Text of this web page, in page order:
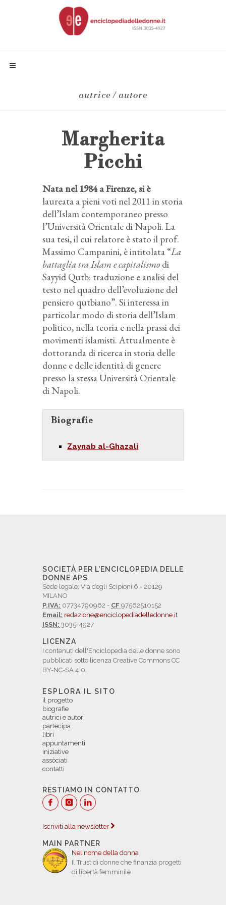
autrice / autore
Margherita
Picchi
Nata nel 1984 a Firenze, si è
laureata a pieni voti nel 2011 in storia
dell’Islam contemporaneo presso
l’Università Orientale di Napoli. La
sua tesi, il cui relatore è stato il prof.
Massimo Campanini, è intitolata “La
battaglia tra Islam e capitalismo di
Sayyid Qutb: traduzione e analisi del
testo nel quadro dell’evoluzione del
pensiero qutbiano”. Si interessa in
particolar modo di storia dell’Islam
politico, nella teoria e nella prassi dei
movimenti islamisti. Attualmente è
dottoranda di ricerca in storia delle
donne e delle identità di genere
presso la stessa Università Orientale
di Napoli.
Biografie
Zaynab al-Ghazali
SOCIETÀ PER L'ENCICLOPEDIA DELLE
DONNE APS
Sede legale: Via degli Scipioni 6 - 20129
MILANO
P.IVA: 07734790962 - CF 97562510152
Email: redazione@enciclopediadelledonne.it
ISSN: 3035-4927
LICENZA
I contenuti dell'Enciclopedia delle donne sono
pubblicati sotto licenza Creative Commons CC
BY-NC-SA 4.0.
ESPLORA IL SITO
il progetto
biografie
autrici e autori
partecipa
libri
appuntamenti
iniziative
assòciati
contatti
RESTIAMO IN CONTATTO
Iscriviti alla newsletter
MAIN PARTNER
Nel nome della donna
Il Trust di donne che finanzia progetti
di libertà femminile